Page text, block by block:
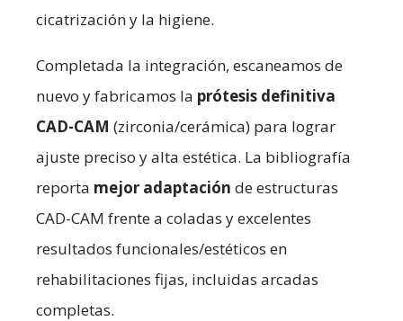
cicatrización y la higiene.
Completada la integración, escaneamos de
nuevo y fabricamos la prótesis definitiva
CAD-CAM (zirconia/cerámica) para lograr
ajuste preciso y alta estética. La bibliografía
reporta mejor adaptación de estructuras
CAD-CAM frente a coladas y excelentes
resultados funcionales/estéticos en
rehabilitaciones fijas, incluidas arcadas
completas.